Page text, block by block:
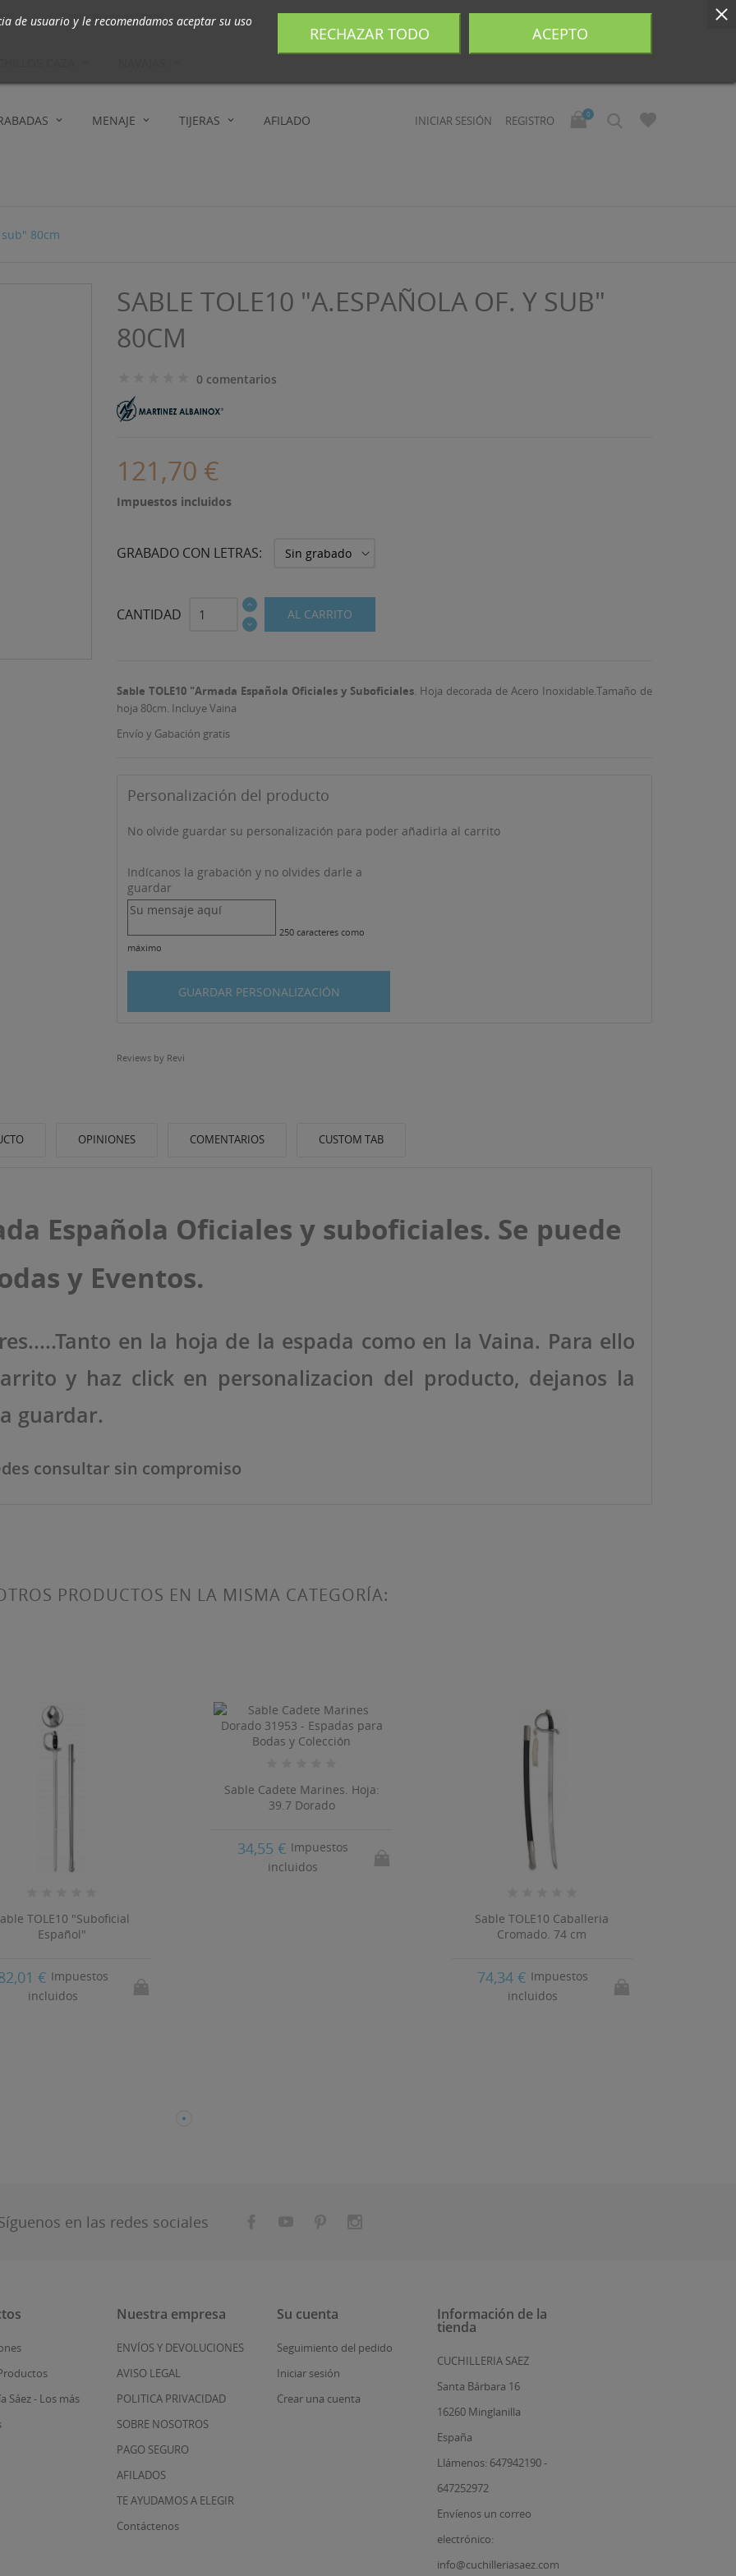
 Contacte con nosotros
MENAJE TIJERAS AFILADO INICIAR SESIÓN REGISTRO
0
80cm
SABLE TOLE10 "A.ESPAÑOLA OF. Y SUB"
80CM
0 comentarios
121,70 €
Impuestos incluidos
GRABADO CON LETRAS:
CANTIDAD AL CARRITO
Sable TOLE10 "Armada Española Oficiales y Suboficiales. Hoja decorada de Acero Inoxidable.Tamaño de
hoja 80cm. Incluye Vaina
Envío y Gabación gratis
Personalización del producto
No olvide guardar su personalización para poder añadirla al carrito
Indícanos la grabación y no olvides darle a
guardar
250 caracteres como
máximo
GUARDAR PERSONALIZACIÓN
Reviews by Revi
OPINIONES COMENTARIOS CUSTOM TAB
Española Oficiales y suboficiales. Se puede
y Eventos.
en la hoja de la espada como en la Vaina. Para ello
y haz click en personalizacion del producto, dejanos la
guardar.
consultar sin compromiso
PRODUCTOS EN LA MISMA CATEGORÍA:
TOLE10 "Suboficial
Español"
€ Impuestos
incluidos
Sable Cadete Marines. Hoja:
39.7 Dorado
34,55 € Impuestos
incluidos
Sable TOLE10 Caballeria
Cromado. 74 cm
74,34 € Impuestos
incluidos
en las redes sociales
de usuario y le recomendamos aceptar su uso
RECHAZAR TODO ACEPTO
Sáez - Los más
Nuestra empresa
ENVÍOS Y DEVOLUCIONES
AVISO LEGAL
POLITICA PRIVACIDAD
SOBRE NOSOTROS
PAGO SEGURO
AFILADOS
TE AYUDAMOS A ELEGIR
Contáctenos
Su cuenta
Seguimiento del pedido
Iniciar sesión
Crear una cuenta
Información de la
tienda
CUCHILLERIA SAEZ
Santa Bárbara 16
16260 Minglanilla
España
Llámenos: 647942190 -
647252972
Envíenos un correo
electrónico:
info@cuchilleriasaez.com
DE DESEOS
((CANCELTEXT))
SESIÓN
iniciar sesión para guardar productos en su lista de deseos.